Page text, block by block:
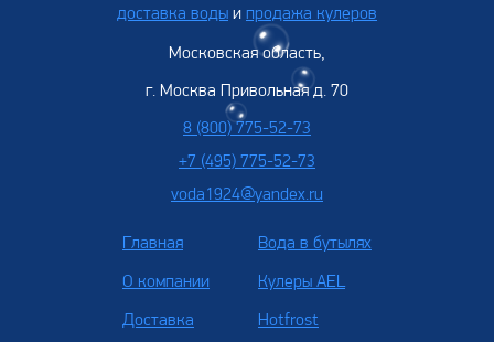
доставка воды и продажа кулеров
Московская область,
г. Москва Привольная д. 70
8 (800) 775-52-73
+7 (495) 775-52-73
voda1924@yandex.ru
Главная
О компании
Доставка
Вода в бутылях
Кулеры AEL
Hotfrost